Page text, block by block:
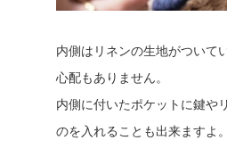
内側はリネンの生地がついて
心配もありません。
内側に付いたポケットに鍵や
のを入れることも出来ますよ。